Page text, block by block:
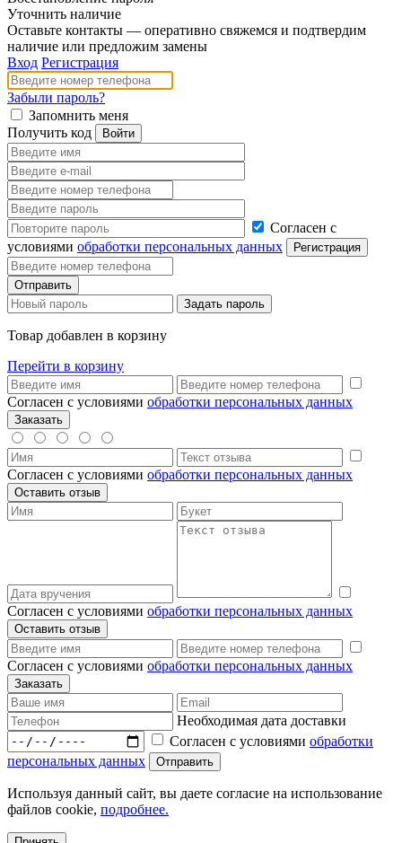
Уточнить наличие
Оставьте контакты — оперативно свяжемся и подтвердим
наличие или предложим замены
Вход Регистрация
Забыли пароль?
Запомнить меня
Получить код
Согласен с
условиями обработки персональных данных
Товар добавлен в корзину
Перейти в корзину
Согласен с условиями обработки персональных данных
Согласен с условиями обработки персональных данных
Согласен с условиями обработки персональных данных
Согласен с условиями обработки персональных данных
Необходимая дата доставки
Согласен с условиями обработки
персональных данных
Используя данный сайт, вы даете согласие на использование
файлов cookie, подробнее.